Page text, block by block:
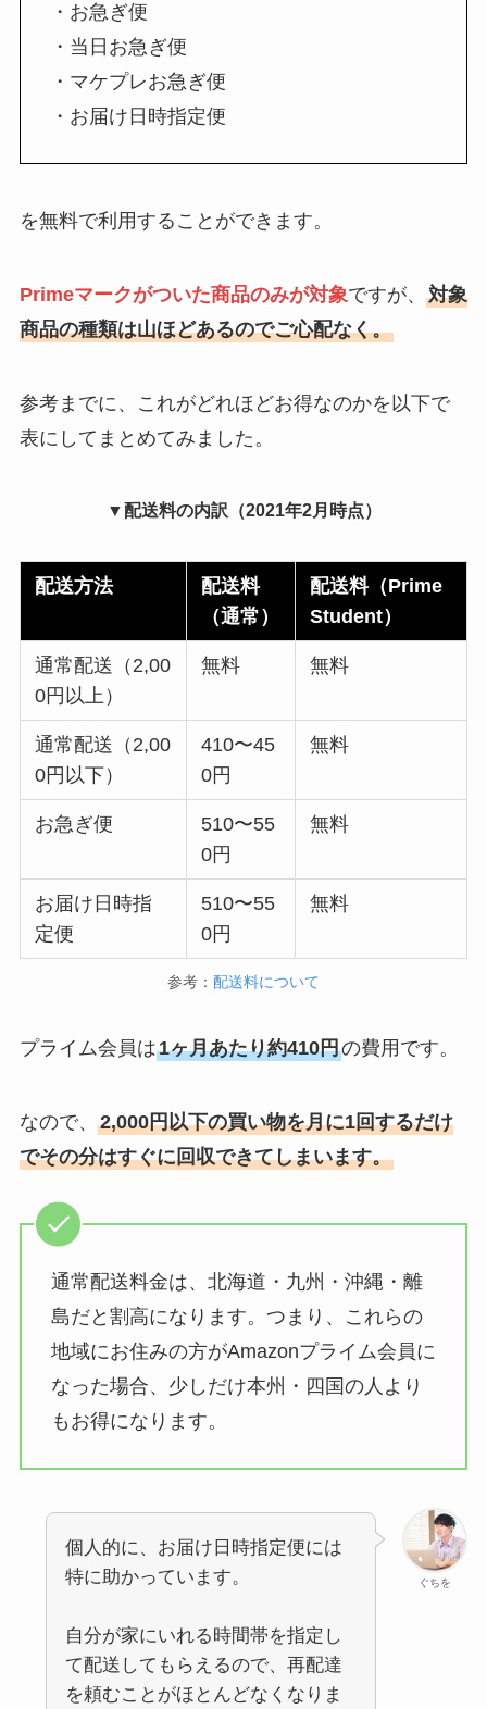
・お急ぎ便
・当日お急ぎ便
・マケプレお急ぎ便
・お届け日時指定便
を無料で利用することができます。
Primeマークがついた商品のみが対象ですが、 対象
商品の種類は山ほどあるのでご心配なく。
参考までに、これがどれほどお得なのかを以下で
表にしてまとめてみました。
▼配送料の内訳（2021年2月時点）
配送方法
配送料
（通常）
配送料（Prime
Student）
通常配送（2,00
0円以上）
無料 無料
通常配送（2,00
0円以下）
410〜45
0円
無料
お急ぎ便
510〜55
0円
無料
お届け日時指
定便
510〜55
0円
無料
参考： 配送料について
プライム会員は1ヶ月あたり約410円の費用です。
なので、 2,000円以下の買い物を月に1回するだけ
でその分はすぐに回収できてしまいます。
通常配送料金は、北海道・九州・沖縄・離
島だと割高になります。つまり、これらの
地域にお住みの方がAmazonプライム会員に
なった場合、少しだけ本州・四国の人より
もお得になります。
ぐちを
個人的に、お届け日時指定便には
特に助かっています。
自分が家にいれる時間帯を指定し
て配送してもらえるので、再配達
を頼むことがほとんどなくなりま